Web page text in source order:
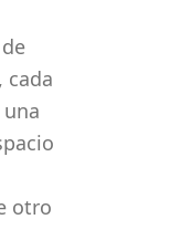
cada
otro